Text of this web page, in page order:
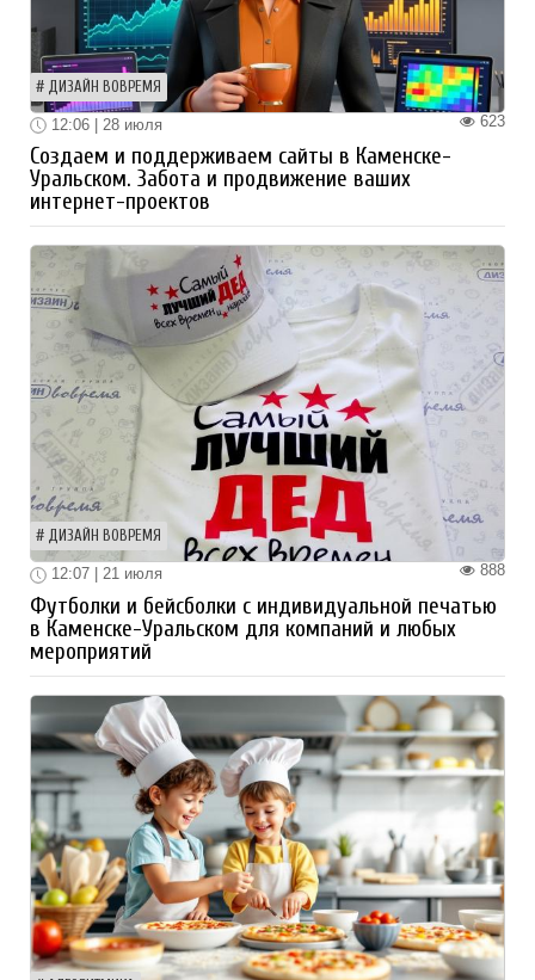
ДИЗАЙН ВОВРЕМЯ
623
12:06 | 28 июля
Создаем и поддерживаем сайты в Каменске-
Уральском. Забота и продвижение ваших
интернет-проектов
ДИЗАЙН ВОВРЕМЯ
888
12:07 | 21 июля
Футболки и бейсболки с индивидуальной печатью
в Каменске-Уральском для компаний и любых
мероприятий